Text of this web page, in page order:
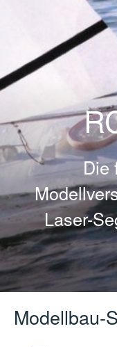
Die
Laser-
Modellbau-